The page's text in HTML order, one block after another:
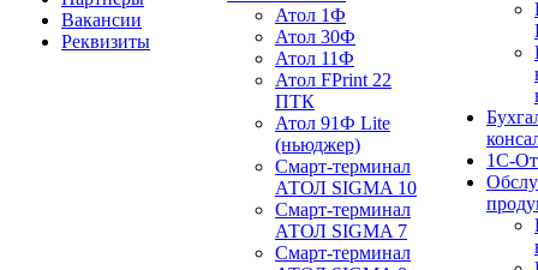
Вакансии
Реквизиты
Атол 1Ф
Атол 30Ф
Атол 11Ф
Атол FPrint 22
ПТК
Атол 91Ф Lite
(ньюджер)
Смарт-терминал
АТОЛ SIGMA 10
Смарт-терминал
АТОЛ SIGMA 7
Смарт-терминал
1С-